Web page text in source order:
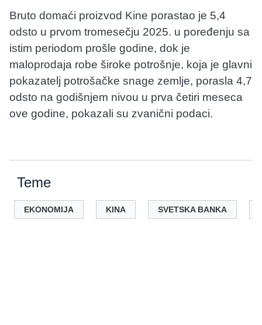
Bruto domaći proizvod Kine porastao je 5,4
odsto u prvom tromesečju 2025. u poređenju sa
istim periodom prošle godine, dok je
maloprodaja robe široke potrošnje, koja je glavni
pokazatelj potrošačke snage zemlje, porasla 4,7
odsto na godišnjem nivou u prva četiri meseca
ove godine, pokazali su zvanični podaci.
Teme
EKONOMIJA KINA SVETSKA BANKA